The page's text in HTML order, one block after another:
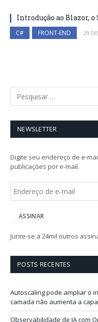
Introdução ao Blazor, o
C# FRONT-END 29
NEWSLETTER
Digite seu endereço de e-
publicações por e-mail.
e
ç
i
ASSINAR
Junte-se a 24mil outros
POSTS RECENTES
Autoscaling pode ampliar o
camada não aumenta a
Observabilidade de IA com